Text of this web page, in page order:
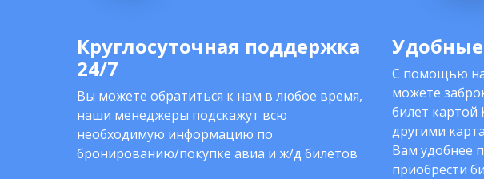
Круглосуточная поддержка
24/7
Вы можете обратиться к нам в любое время,
наши менеджеры подскажут всю
необходимую информацию по
бронированию/покупке авиа и ж/д билетов
С помощью
можете
билет картой
другими
Вам удобнее
приобрести